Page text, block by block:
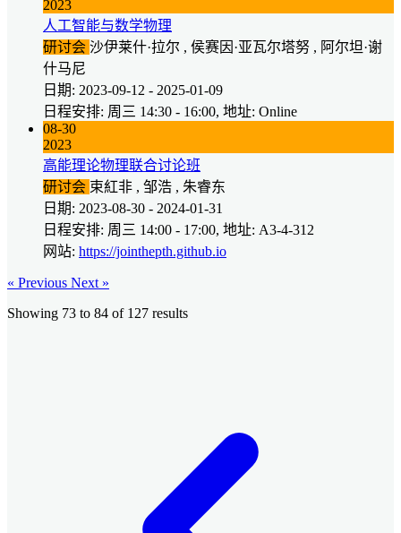
2023
人工智能与数学物理
研讨会 沙伊莱什·拉尔 , 侯赛因·亚瓦尔塔努 , 阿尔坦·谢
什马尼
日期: 2023-09-12 - 2025-01-09
日程安排: 周三 14:30 - 16:00, 地址: Online
08-30
2023
高能理论物理联合讨论班
研讨会 束紅非 , 邹浩 , 朱睿东
日期: 2023-08-30 - 2024-01-31
日程安排: 周三 14:00 - 17:00, 地址: A3-4-312
网站: https://jointhepth.github.io
« Previous Next »
Showing 73 to 84 of 127 results